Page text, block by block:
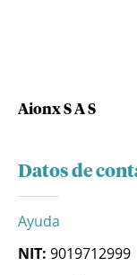
Aionx S A S
Datos de
Ayuda
NIT: 9019712999